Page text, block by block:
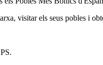
visitar els seus pobles i